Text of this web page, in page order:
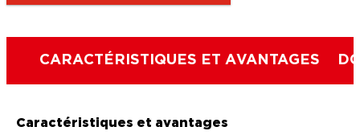
CARACTÉRISTIQUES ET AVANTAGES
Caractéristiques et avantages